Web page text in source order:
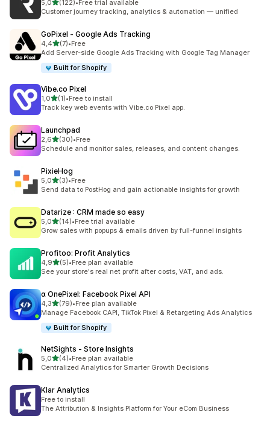
5,05 yıldız üzerinden
(122)
toplam 122 değerlendirme
•Free trial available
Customer journey tracking, analytics & automation — unified
GoPixel ‑ Google Ads Tracking
4,45 yıldız üzerinden
(7)
toplam 7 değerlendirme
•Free
Add Server-side Google Ads Tracking with Google Tag Manager
Built for Shopify
Vibe.co Pixel
1,05 yıldız üzerinden
(1)
toplam 1 değerlendirme
•Free to install
Track key web events with Vibe.co Pixel app.
Launchpad
2,65 yıldız üzerinden
(30)
toplam 30 değerlendirme
•Free
Schedule and monitor sales, releases, and content changes.
PixieHog
5,05 yıldız üzerinden
(3)
toplam 3 değerlendirme
•Free
Send data to PostHog and gain actionable insights for growth
Datarize : CRM made so easy
5,05 yıldız üzerinden
(14)
toplam 14 değerlendirme
•Free trial available
Grow sales with popups & emails driven by full-funnel insights
Profitoo: Profit Analytics
4,95 yıldız üzerinden
(5)
toplam 5 değerlendirme
•Free plan available
See your store's real net profit after costs, VAT, and ads.
α OnePixel: Facebook Pixel API
4,35 yıldız üzerinden
(79)
toplam 79 değerlendirme
•Free plan available
Manage Facebook CAPI, TikTok Pixel & Retargeting Ads Analytics
Built for Shopify
NetSights ‑ Store Insights
5,05 yıldız üzerinden
(4)
toplam 4 değerlendirme
•Free plan available
Centralized Analytics for Smarter Growth Decisions
Klar Analytics
Free to install
The Attribution & Insights Platform for Your eCom Business